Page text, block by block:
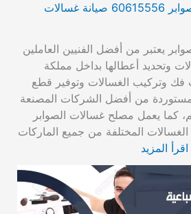
فني تصليح غسالات الصوابر 60615556 صيانة غسالات
يعتبر من أفضل الفنيين العاملين
وتحديد أعطالها بداخل مملكة
فك وتركيب الغسالات وتوفير قطع
من أفضل الشركات المصنعة
كما يعمل مصلح غسالات الصوابر
المختلفة من جميع الماركات
اقرأ المزيد